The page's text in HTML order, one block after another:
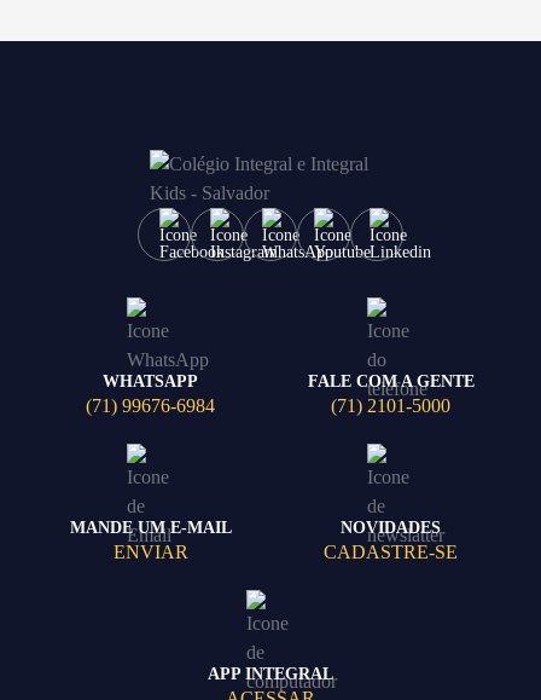
WHATSAPP
(71) 99676-6984
FALE COM A GENTE
(71) 2101-5000
MANDE UM E-MAIL
ENVIAR
NOVIDADES
CADASTRE-SE
APP INTEGRAL